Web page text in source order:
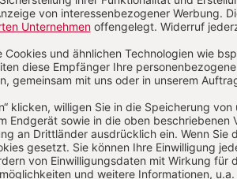
und Publizist, Wiesbaden;
Religionspädagogik.